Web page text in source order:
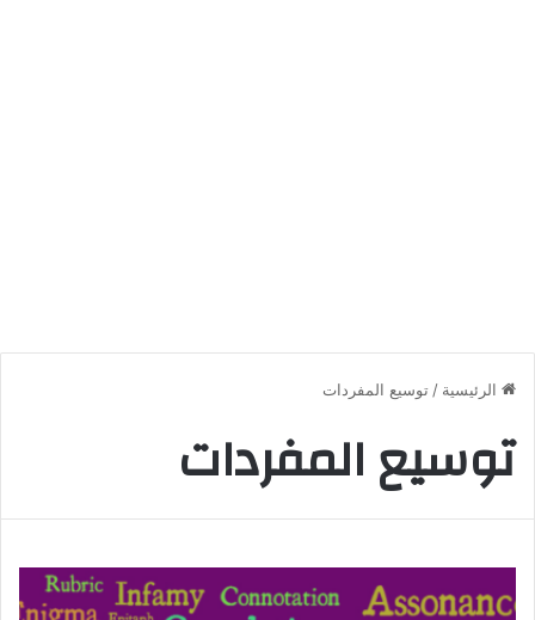
الرئيسية / توسيع المفردات
توسيع المفردات